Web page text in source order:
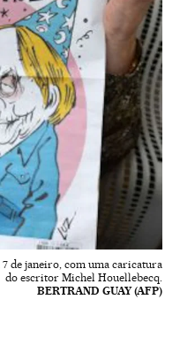
de janeiro, com uma caricatura
do escritor Michel Houellebecq.
BERTRAND GUAY (AFP)